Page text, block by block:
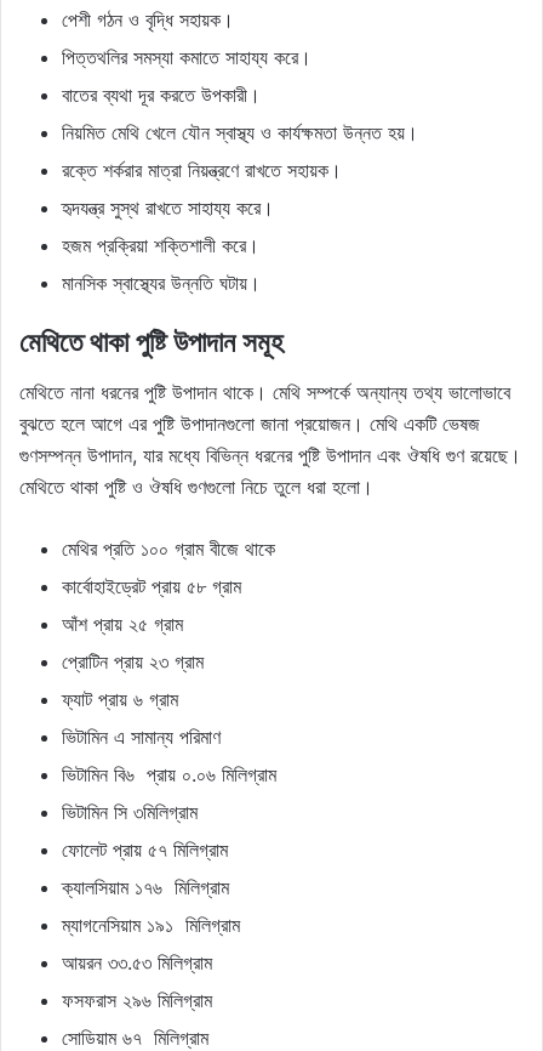
পেশী গঠন ও বৃদ্ধি সহায়ক।
পিত্তথলির সমস্যা কমাতে সাহায্য করে।
বাতের ব্যথা দূর করতে উপকারী।
নিয়মিত মেথি খেলে যৌন স্বাস্থ্য ও কার্যক্ষমতা উন্নত হয়।
রক্তে শর্করার মাত্রা নিয়ন্ত্রণে রাখতে সহায়ক।
হৃদযন্ত্র সুস্থ রাখতে সাহায্য করে।
হজম প্রক্রিয়া শক্তিশালী করে।
মানসিক স্বাস্থ্যের উন্নতি ঘটায়।
মেথিতে থাকা পুষ্টি উপাদান সমূহ
মেথিতে নানা ধরনের পুষ্টি উপাদান থাকে। মেথি সম্পর্কে অন্যান্য তথ্য ভালোভাবে
বুঝতে হলে আগে এর পুষ্টি উপাদানগুলো জানা প্রয়োজন। মেথি একটি ভেষজ
গুণসম্পন্ন উপাদান, যার মধ্যে বিভিন্ন ধরনের পুষ্টি উপাদান এবং ঔষধি গুণ রয়েছে।
মেথিতে থাকা পুষ্টি ও ঔষধি গুণগুলো নিচে তুলে ধরা হলো।
মেথির প্রতি ১০০ গ্রাম বীজে থাকে
কার্বোহাইড্রেট প্রায় ৫৮ গ্রাম
আঁশ প্রায় ২৫ গ্রাম
প্রোটিন প্রায় ২৩ গ্রাম
ফ্যাট প্রায় ৬ গ্রাম
ভিটামিন এ সামান্য পরিমাণ
ভিটামিন বি৬ প্রায় ০.০৬ মিলিগ্রাম
ভিটামিন সি ৩মিলিগ্রাম
ফোলেট প্রায় ৫৭ মিলিগ্রাম
ক্যালসিয়াম ১৭৬ মিলিগ্রাম
ম্যাগনেসিয়াম ১৯১ মিলিগ্রাম
আয়রন ৩৩.৫৩ মিলিগ্রাম
ফসফরাস ২৯৬ মিলিগ্রাম
সোডিয়াম ৬৭ মিলিগ্রাম